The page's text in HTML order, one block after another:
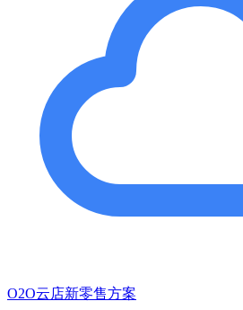
O2O云店新零售方案